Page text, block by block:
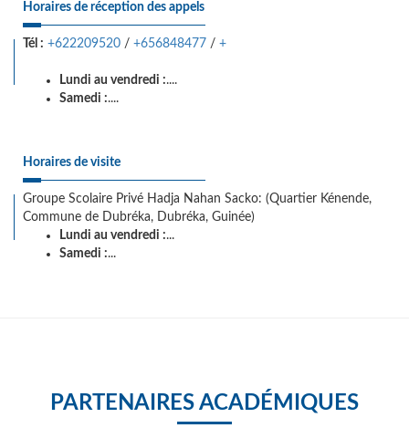
Horaires de réception des appels
Tél : +622209520 / +656848477 / +
Lundi au vendredi :....
Samedi :....
Horaires de visite
Groupe Scolaire Privé Hadja Nahan Sacko: (Quartier Kénende,
Commune de Dubréka, Dubréka, Guinée)
Lundi au vendredi :...
Samedi :...
PARTENAIRES ACADÉMIQUES